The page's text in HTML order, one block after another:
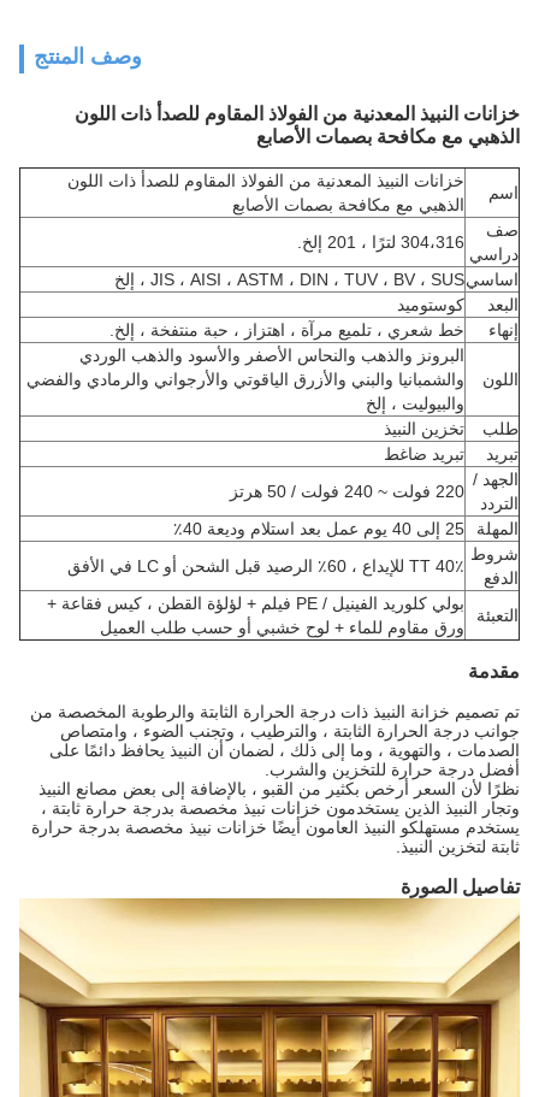
وصف المنتج
خزانات النبيذ المعدنية من الفولاذ المقاوم للصدأ ذات اللون
الذهبي مع مكافحة بصمات الأصابع
اسم
خزانات النبيذ المعدنية من الفولاذ المقاوم للصدأ ذات اللون
الذهبي مع مكافحة بصمات الأصابع
صف
دراسي
304،316 لترًا ، 201 إلخ.
اساسي JIS ، AISI ، ASTM ، DIN ، TUV ، BV ، SUS ، إلخ
البعد
كوستوميد
إنهاء
خط شعري ، تلميع مرآة ، اهتزاز ، حبة منتفخة ، إلخ.
اللون
البرونز والذهب والنحاس الأصفر والأسود والذهب الوردي
والشمبانيا والبني والأزرق الياقوتي والأرجواني والرمادي والفضي
والبيوليت ، إلخ
طلب
تخزين النبيذ
تبريد
تبريد ضاغط
الجهد /
التردد
220 فولت ~ 240 فولت / 50 هرتز
المهلة
25 إلى 40 يوم عمل بعد استلام وديعة 40٪
شروط
الدفع
40٪ TT للإيداع ، 60٪ الرصيد قبل الشحن أو LC في الأفق
التعبئة
بولي كلوريد الفينيل / PE فيلم + لؤلؤة القطن ، كيس فقاعة +
ورق مقاوم للماء + لوح خشبي أو حسب طلب العميل
مقدمة
تم تصميم خزانة النبيذ ذات درجة الحرارة الثابتة والرطوبة المخصصة من
جوانب درجة الحرارة الثابتة ، والترطيب ، وتجنب الضوء ، وامتصاص
الصدمات ، والتهوية ، وما إلى ذلك ، لضمان أن النبيذ يحافظ دائمًا على
أفضل درجة حرارة للتخزين والشرب.
نظرًا لأن السعر أرخص بكثير من القبو ، بالإضافة إلى بعض مصانع النبيذ
وتجار النبيذ الذين يستخدمون خزانات نبيذ مخصصة بدرجة حرارة ثابتة ،
يستخدم مستهلكو النبيذ العامون أيضًا خزانات نبيذ مخصصة بدرجة حرارة
ثابتة لتخزين النبيذ.
تفاصيل الصورة